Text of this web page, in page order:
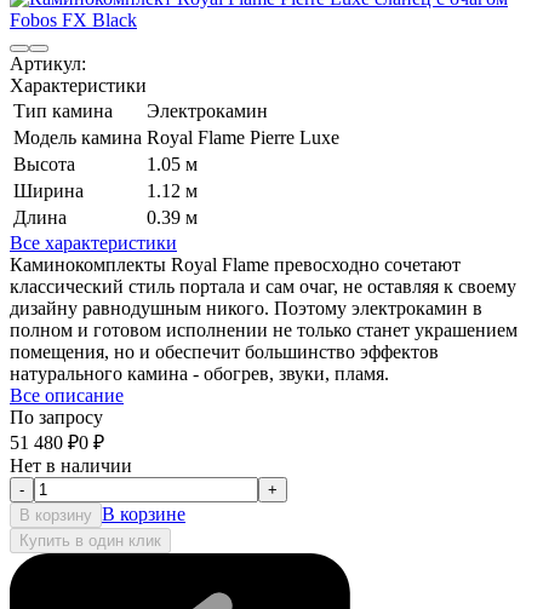
Артикул:
Характеристики
Тип камина
Электрокамин
Модель камина Royal Flame Pierre Luxe
Высота
1.05 м
Ширина
1.12 м
Длина
0.39 м
Все характеристики
Каминокомплекты Royal Flame превосходно сочетают
классический стиль портала и сам очаг, не оставляя к своему
дизайну равнодушным никого. Поэтому электрокамин в
полном и готовом исполнении не только станет украшением
помещения, но и обеспечит большинство эффектов
натурального камина - обогрев, звуки, пламя.
Все описание
По запросу
51 480 ₽0 ₽
Нет в наличии
-
+
В корзину В корзине
Купить в один клик